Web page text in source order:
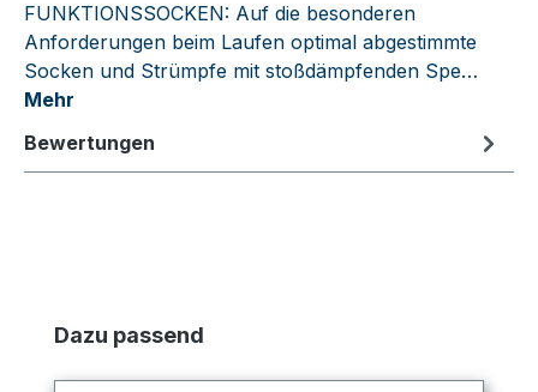
FUNKTIONSSOCKEN: Auf die besonderen
Anforderungen beim Laufen optimal abgestimmte
Socken und Strümpfe mit stoßdämpfenden Spe…
Mehr
Bewertungen
Produktgalerie überspringen
Dazu passend